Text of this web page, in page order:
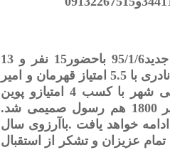
در هفته چهارم مسابقه هفتگی که در سال جدید95/1/6 باحضور15 نفر و 13
ریتینگ دار و در 6دور برگزار شد محمد صادق نادری با 5.5 امتیاز قهرمان و امیر
مصور با5 امتیاز دوم وجلال موسوی از خمینی شهر با کسب 4 امتیازو پوین
.
.باآرزوی سال
عزیزان و تشکر از استقبال